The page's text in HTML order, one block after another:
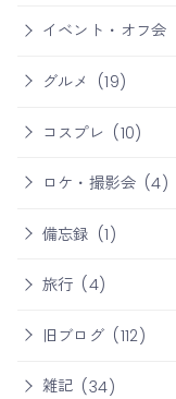
イベント・オフ会
グルメ (19)
コスプレ (10)
ロケ・撮影会 (4)
備忘録 (1)
旅行 (4)
旧ブログ (112)
雑記 (34)